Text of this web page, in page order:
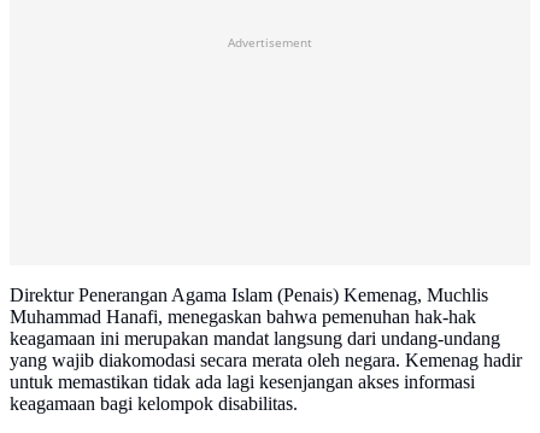
Advertisement
Direktur Penerangan Agama Islam (Penais) Kemenag, Muchlis
Muhammad Hanafi, menegaskan bahwa pemenuhan hak-hak
keagamaan ini merupakan mandat langsung dari undang-undang
yang wajib diakomodasi secara merata oleh negara. Kemenag hadir
untuk memastikan tidak ada lagi kesenjangan akses informasi
keagamaan bagi kelompok disabilitas.